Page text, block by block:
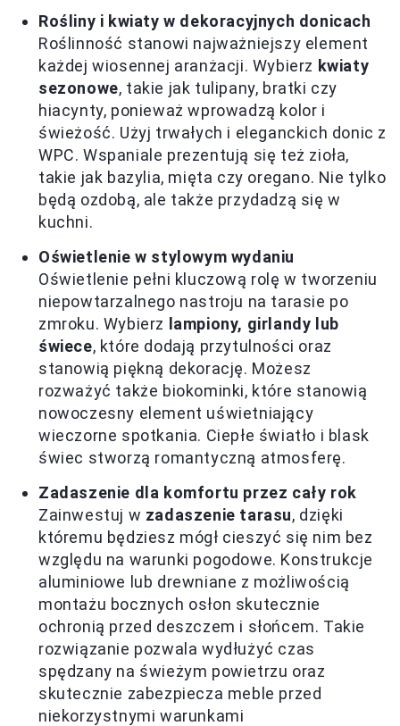
Rośliny i kwiaty w dekoracyjnych donicach
Roślinność stanowi najważniejszy element
każdej wiosennej aranżacji. Wybierz kwiaty
sezonowe, takie jak tulipany, bratki czy
hiacynty, ponieważ wprowadzą kolor i
świeżość. Użyj trwałych i eleganckich donic z
WPC. Wspaniale prezentują się też zioła,
takie jak bazylia, mięta czy oregano. Nie tylko
będą ozdobą, ale także przydadzą się w
kuchni.
Oświetlenie w stylowym wydaniu
Oświetlenie pełni kluczową rolę w tworzeniu
niepowtarzalnego nastroju na tarasie po
zmroku. Wybierz
lampiony, girlandy lub
świece, które dodają przytulności oraz
stanowią piękną dekorację. Możesz
rozważyć także biokominki, które stanowią
nowoczesny element uświetniający
wieczorne spotkania. Ciepłe światło i blask
świec stworzą romantyczną atmosferę.
Zadaszenie dla komfortu przez cały rok
Zainwestuj w zadaszenie tarasu, dzięki
któremu będziesz mógł cieszyć się nim bez
względu na warunki pogodowe. Konstrukcje
aluminiowe lub drewniane z możliwością
montażu bocznych osłon skutecznie
ochronią przed deszczem i słońcem. Takie
rozwiązanie pozwala wydłużyć czas
spędzany na świeżym powietrzu oraz
skutecznie zabezpiecza meble przed
niekorzystnymi warunkami